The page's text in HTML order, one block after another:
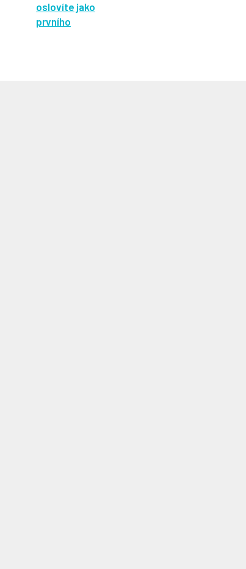
oslovíte jako
prvního